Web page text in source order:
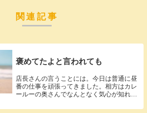
関連記事
褒めてたよと言われても
店長さんの言うことには。今日は普通に昼
番の仕事を頑張ってきました。相方はカレ
ールーの奥さんでなんとなく気心が知れて